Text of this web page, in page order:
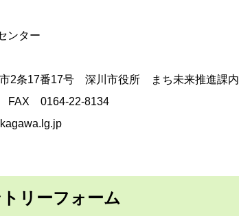
ンター
2条17番17号 深川市役所 まち未来推進課内
0164-22-8134
リーフォーム